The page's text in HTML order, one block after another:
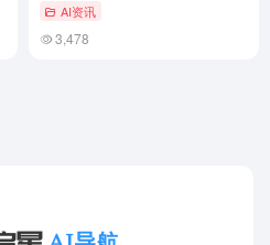
AI资讯
3,478